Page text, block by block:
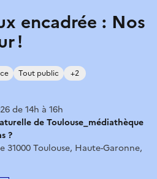
encadrée : Nos
!
Tout public +2
de 14h à 16h
de Toulouse_médiathèque
?
31000 Toulouse, Haute-Garonne,